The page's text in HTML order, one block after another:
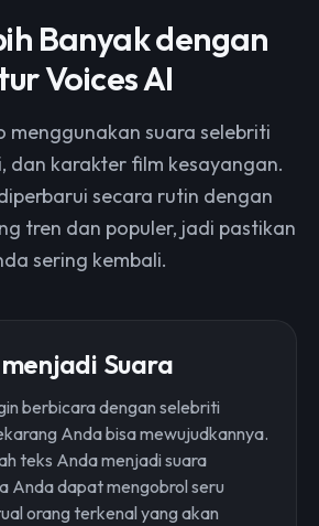
Banyak dengan
Voices AI
menggunakan suara selebriti
dan karakter film kesayangan.
secara rutin dengan
tren dan populer, jadi pastikan
sering kembali.
Suara
berbicara dengan selebriti
Anda bisa mewujudkannya.
teks Anda menjadi suara
Anda dapat mengobrol seru
orang terkenal yang akan